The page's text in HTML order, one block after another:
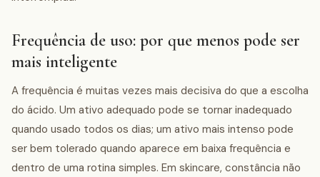
Frequência de uso: por que menos pode ser
mais inteligente
A frequência é muitas vezes mais decisiva do que a escolha
do ácido. Um ativo adequado pode se tornar inadequado
quando usado todos os dias; um ativo mais intenso pode
ser bem tolerado quando aparece em baixa frequência e
dentro de uma rotina simples. Em skincare, constância não